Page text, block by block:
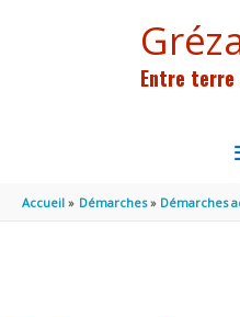
Entre
Accueil Démarches Démarches